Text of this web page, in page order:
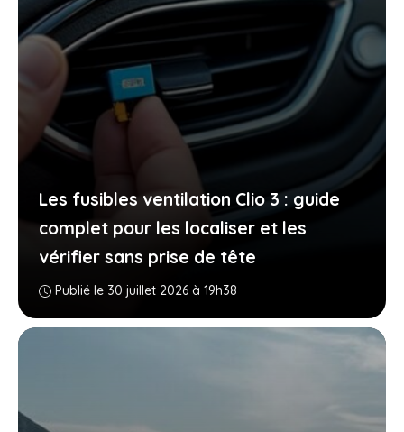
Les fusibles ventilation Clio 3 : guide
complet pour les localiser et les
vérifier sans prise de tête
Publié le 30 juillet 2026 à 19h38